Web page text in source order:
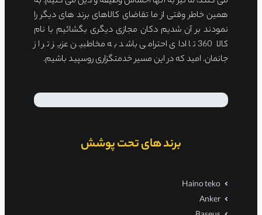
همین خاطر وقتی از ما تقاضای کالاهای برند های دیگر را
نمودند بر آن شدیم دکان مجازی دیگری بگشائیم با نام
کالا 360 تا ادای احترامی باشد به مخاطبین عزیز تر از
جانمان. امید که در این مسیر خدمتگزاری روسپید باشیم.
برند های تحت پوشش
Haino teko
Anker